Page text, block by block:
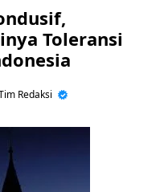
Toleransi
Redaksi